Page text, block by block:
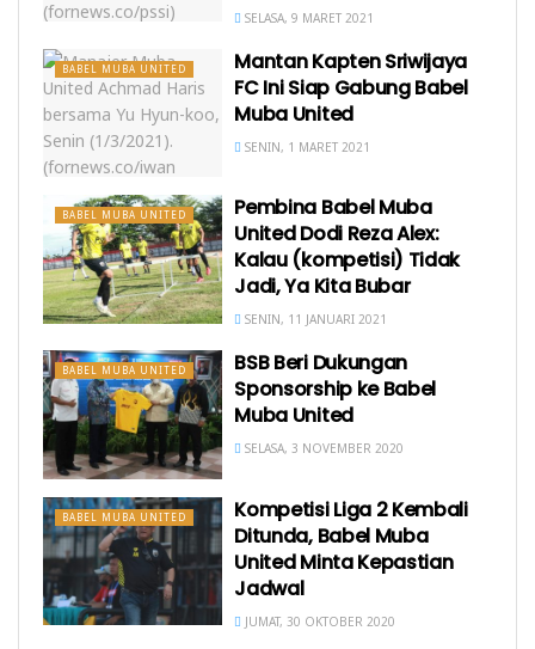
SELASA, 9 MARET 2021
BABEL MUBA UNITED
Mantan Kapten Sriwijaya
FC Ini Siap Gabung Babel
Muba United
SENIN, 1 MARET 2021
BABEL MUBA UNITED
Pembina Babel Muba
United Dodi Reza Alex:
Kalau (kompetisi) Tidak
Jadi, Ya Kita Bubar
SENIN, 11 JANUARI 2021
BABEL MUBA UNITED
BSB Beri Dukungan
Sponsorship ke Babel
Muba United
SELASA, 3 NOVEMBER 2020
BABEL MUBA UNITED
Kompetisi Liga 2 Kembali
Ditunda, Babel Muba
United Minta Kepastian
Jadwal
JUMAT, 30 OKTOBER 2020